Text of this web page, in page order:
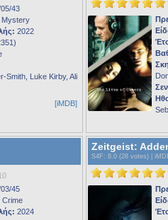
43
Mystery
2022
Smith, Luke Kirby, Ali
[iMDB]
45
Crime
2024
Zeitgeist:
S4F : 8.0 (28 votes) |